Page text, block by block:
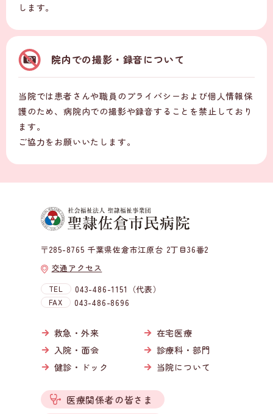
します。
院内での撮影・録音について
当院では患者さんや職員のプライバシーおよび個人情報保
護のため、病院内での撮影や録音することを禁止しており
ます。
ご協力をお願いいたします。
〒285-8765 千葉県佐倉市江原台 2丁目36番2
交通アクセス
TEL 043-486-1151（代表）
FAX 043-486-8696
救急・外来
在宅医療
入院・面会
診療科・部門
健診・ドック
当院について
医療関係者の皆さま